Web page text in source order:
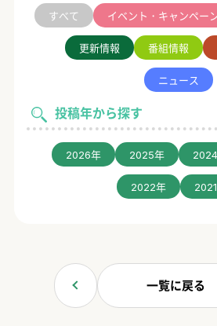
すべて イベント・キャンペー
更新情報 番組情報
ニュース
投稿年から探す
2026年 2025年
2022年
一覧に戻る